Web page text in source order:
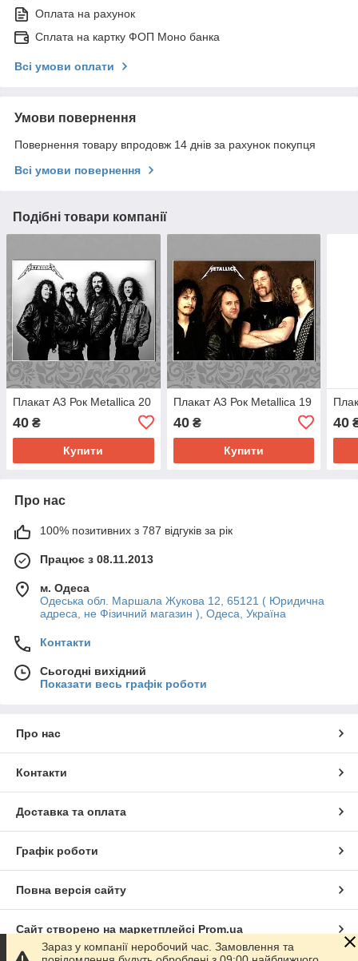
Оплата на рахунок
Сплата на картку ФОП Моно банка
Всі умови оплати
Умови повернення
Повернення товару впродовж 14 днів за рахунок покупця
Всі умови повернення
Подібні товари компанії
Плакат А3 Рок Metallica 20
40 ₴
Купити
Плакат А3 Рок Metallica 19
40₴
Купити
40
Про нас
100% позитивних з 787 відгуків за рік
Працює з 08.11.2013
м. Одеса
Одеська обл. Маршала Жукова 12, 65121 ( Юридична
адреса, не Фізичний магазин ), Одеса, Україна
Контакти
Сьогодні вихідний
Показати весь графік роботи
Про нас
Контакти
Доставка та оплата
Графік роботи
Повна версія сайту
Сайт створено на маркетплейсі Prom.ua
Зараз у компанії неробочий час. Замовлення та